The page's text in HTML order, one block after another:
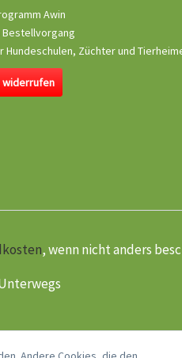
Awin
Bestellvorgang
Hundeschulen, Züchter und
widerrufen
, wenn nicht anders